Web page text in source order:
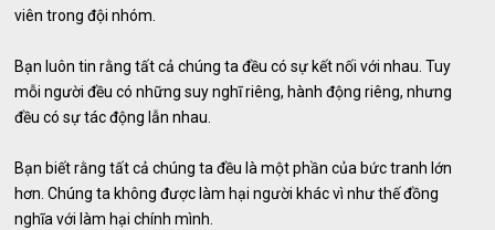
viên trong đội nhóm.
Bạn luôn tin rằng tất cả chúng ta đều có sự kết nối với nhau. Tuy
mỗi người đều có những suy nghĩ riêng, hành động riêng, nhưng
đều có sự tác động lẫn nhau.
Bạn biết rằng tất cả chúng ta đều là một phần của bức tranh lớn
hơn. Chúng ta không được làm hại người khác vì như thế đồng
nghĩa với làm hại chính mình.